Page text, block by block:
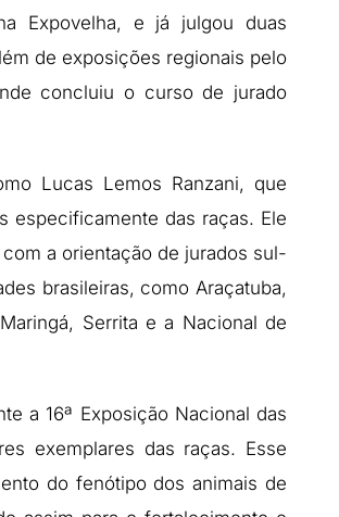
Expovelha, e já julgou duas
de exposições regionais pelo
concluiu o curso de jurado
Lucas Lemos Ranzani, que
especificamente das raças. Ele
a orientação de jurados sul-
brasileiras, como Araçatuba,
Serrita e a Nacional de
a 16ª Exposição Nacional das
exemplares das raças. Esse
do fenótipo dos animais de